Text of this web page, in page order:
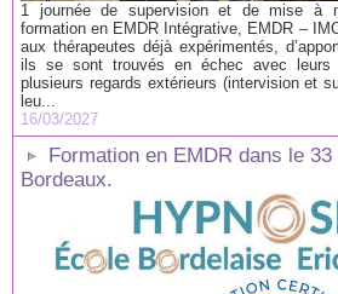
1 journée de supervision et de mise à
formation en EMDR Intégrative, EMDR –
aux thérapeutes déjà expérimentés,
ils se sont trouvés en échec avec leurs
plusieurs regards extérieurs (intervision et
leu...
16/03/2027
Formation en EMDR dans le
Bordeaux.